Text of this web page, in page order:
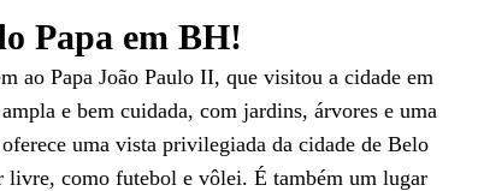
Papa em BH!
ao Papa João Paulo II, que visitou a cidade em
e bem cuidada, com jardins, árvores e uma
uma vista privilegiada da cidade de Belo
livre, como futebol e vôlei. É também um lugar